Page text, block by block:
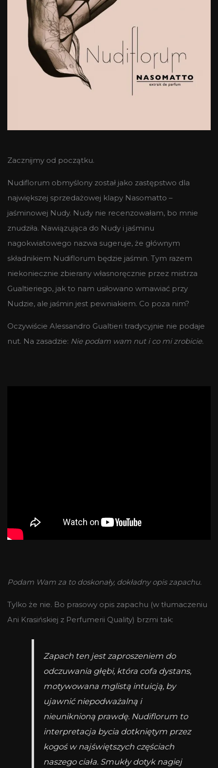
Zacznijmy od początku.
Nudiflorum obmyślony został jako zastępstwo dla
największej sprzedażowej klapy Nasomatto –
jaśminowej Nudy. Nudy nie recenzowałam, bo mnie
znudziła. Nawiązująca do Nudy i jaśminu
nagokwiatowego nazwa sugeruje, że głównym
składnikiem Nudiflorum będzie jaśmin. Tym razem
niekoniecznie zbierany własnoręcznie przez mistrza
Gualtieriego, jak to nam usiłowano wmawiać przy
Nudzie, ale jaśmin jest pewniakiem. Co poza nim?
Oczywiście Alessandro Gualtieri tradycyjnie nie podaje
nut. Na zasadzie: Nie podam wam nut i co mi zrobicie.
Podam Wam za to doskonały, dokładny opis zapachu.
Tylko że nie. Bo prasowy opis zapachu (w tłumaczeniu
Ani Krasińskiej z Perfumerii Quality) brzmi tak:
Zapach ten jest zaproszeniem do
odczuwania głębi, która cofa dystans,
motywowana mglistą intuicją, by
ujawnić niepodważalną i
nieuniknioną prawdę. Nudiflorum to
interpretacja bycia dotkniętym przez
kogoś w najświętszych częściach
naszego ciała. Smukły dotyk nagiej